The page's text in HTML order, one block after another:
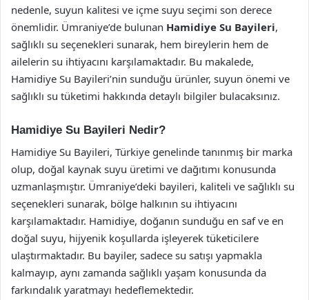
nedenle, suyun kalitesi ve içme suyu seçimi son derece
önemlidir. Ümraniye’de bulunan Hamidiye Su Bayileri,
sağlıklı su seçenekleri sunarak, hem bireylerin hem de
ailelerin su ihtiyacını karşılamaktadır. Bu makalede,
Hamidiye Su Bayileri’nin sunduğu ürünler, suyun önemi ve
sağlıklı su tüketimi hakkında detaylı bilgiler bulacaksınız.
Hamidiye Su Bayileri Nedir?
Hamidiye Su Bayileri, Türkiye genelinde tanınmış bir marka
olup, doğal kaynak suyu üretimi ve dağıtımı konusunda
uzmanlaşmıştır. Ümraniye’deki bayileri, kaliteli ve sağlıklı su
seçenekleri sunarak, bölge halkının su ihtiyacını
karşılamaktadır. Hamidiye, doğanın sunduğu en saf ve en
doğal suyu, hijyenik koşullarda işleyerek tüketicilere
ulaştırmaktadır. Bu bayiler, sadece su satışı yapmakla
kalmayıp, aynı zamanda sağlıklı yaşam konusunda da
farkındalık yaratmayı hedeflemektedir.